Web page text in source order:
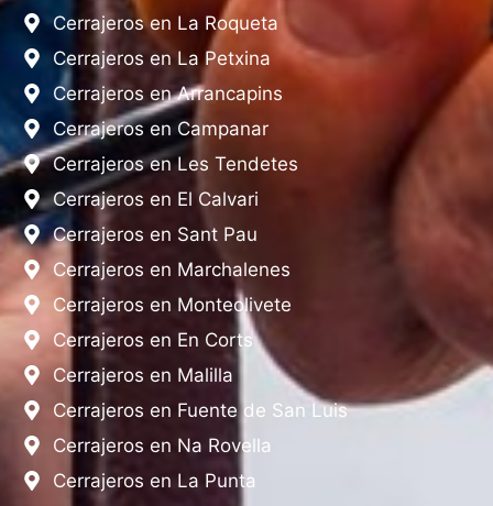
Cerrajeros en La Roqueta
Cerrajeros en La Petxina
Cerrajeros en Arrancapins
Cerrajeros en Campanar
Cerrajeros en Les Tendetes
Cerrajeros en El Calvari
Cerrajeros en Sant Pau
Cerrajeros en Marchalenes
Cerrajeros en Monteolivete
Cerrajeros en En Corts
Cerrajeros en Malilla
Cerrajeros en Fuente de San Luis
Cerrajeros en Na Rovella
Cerrajeros en La Punta